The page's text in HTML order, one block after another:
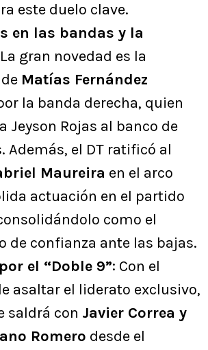
este duelo clave.
en las bandas y la
gran novedad es la
Matías Fernández
la banda derecha, quien
Jeyson Rojas al banco de
Además, el DT ratificó al
Maureira en el arco
actuación en el partido
como el
de confianza ante las bajas.
el “Doble 9”: Con el
asaltar el liderato exclusivo,
saldrá con Javier Correa y
Romero desde el